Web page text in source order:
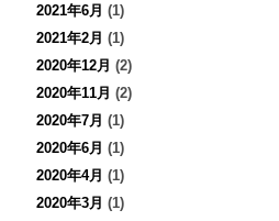
2021年6月 (1)
2021年2月 (1)
2020年12月 (2)
2020年11月 (2)
2020年7月 (1)
2020年6月 (1)
2020年4月 (1)
2020年3月 (1)